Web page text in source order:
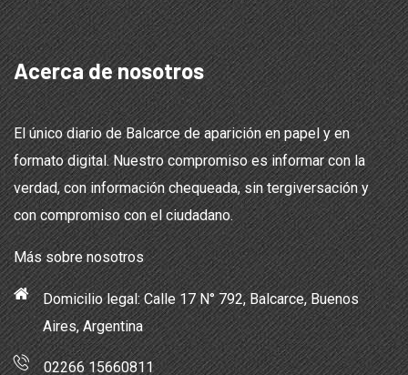
Acerca de nosotros
El único diario de Balcarce de aparición en papel y en
formato digital. Nuestro compromiso es informar con la
verdad, con información chequeada, sin tergiversación y
con compromiso con el ciudadano.
Más sobre nosotros
Domicilio legal: Calle 17 N° 792, Balcarce, Buenos
Aires, Argentina
02266 15660811